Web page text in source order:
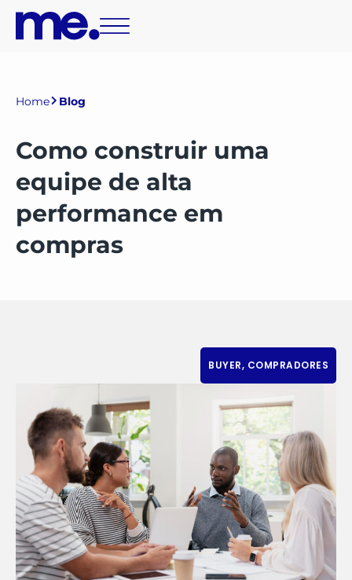
Home Blog
Como construir uma
equipe de alta
performance em
compras
BUYER, COMPRADORES